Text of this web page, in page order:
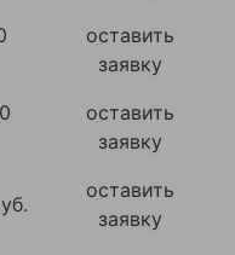
оставить
заявку
оставить
заявку
оставить
заявку